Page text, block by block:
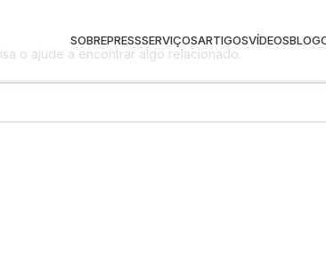
SOBREPRESSSERVIÇOSARTIGOSVÍDEOSBLOG
o ajude a encontrar algo relacionado.